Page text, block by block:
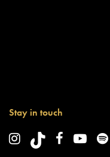
Stay in touch